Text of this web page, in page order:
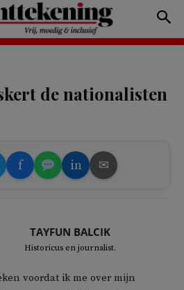
de nationalisten
f in ✉
TAYFUN BALCIK
Historicus en journalist.
voordat ik me over mijn